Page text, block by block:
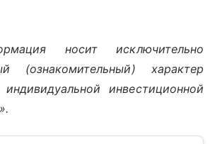
носит исключительно
(ознакомительный) характер
инвестиционной